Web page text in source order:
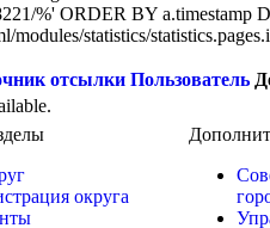
%' ORDER BY
modules/statistics/
отсылки Пользователь
округа